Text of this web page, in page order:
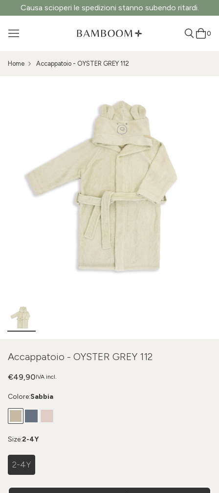
Causa scioperi le spedizioni stanno subendo ritardi.
0
Home Accappatoio - OYSTER GREY 112
Accappatoio - OYSTER GREY 112
IVA incl.
€49,90
Colore:Sabbia
Size:2-4Y
2-4Y